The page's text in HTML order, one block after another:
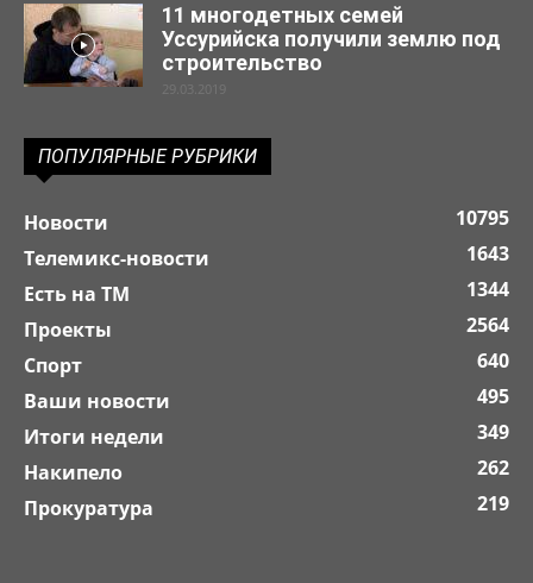
11 многодетных семей
Уссурийска получили землю под
строительство
29.03.2019
ПОПУЛЯРНЫЕ РУБРИКИ
Новости
10795
Телемикс-новости
1643
Есть на ТМ
1344
Проекты
2564
Спорт
640
Ваши новости
495
Итоги недели
349
Накипело
262
Прокуратура
219